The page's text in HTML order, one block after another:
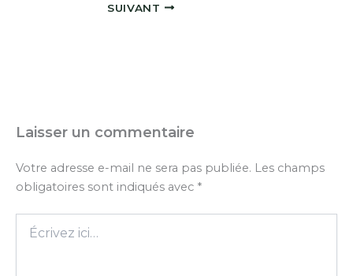
SUIVANT
Laisser un commentaire
Votre adresse e-mail ne sera pas publiée. Les champs
obligatoires sont indiqués avec *
ici…